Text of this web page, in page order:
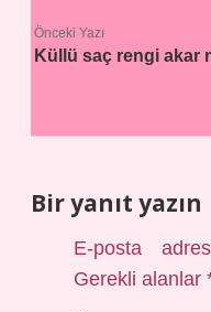
Önceki Yazı
Küllü saç rengi akar
Bir yanıt yazın
E-posta
Gerekli alanlar